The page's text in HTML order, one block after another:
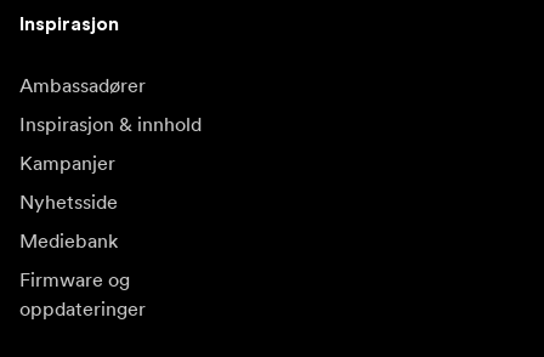
Inspirasjon
Ambassadører
Inspirasjon & innhold
Kampanjer
Nyhetsside
Mediebank
Firmware og
oppdateringer